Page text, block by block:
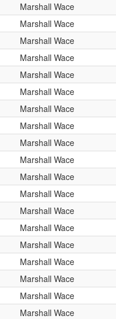
Marshall Wace
Marshall Wace
Marshall Wace
Marshall Wace
Marshall Wace
Marshall Wace
Marshall Wace
Marshall Wace
Marshall Wace
Marshall Wace
Marshall Wace
Marshall Wace
Marshall Wace
Marshall Wace
Marshall Wace
Marshall Wace
Marshall Wace
Marshall Wace
Marshall Wace